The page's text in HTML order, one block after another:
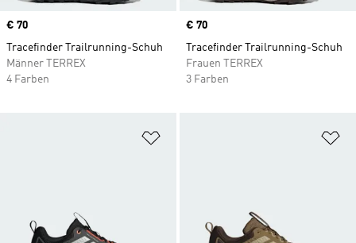
Price
€ 70
Tracefinder Trailrunning-Schuh
Männer TERREX
4 Farben
Price
€ 70
Tracefinder Trailrunning-Schuh
Frauen TERREX
3 Farben